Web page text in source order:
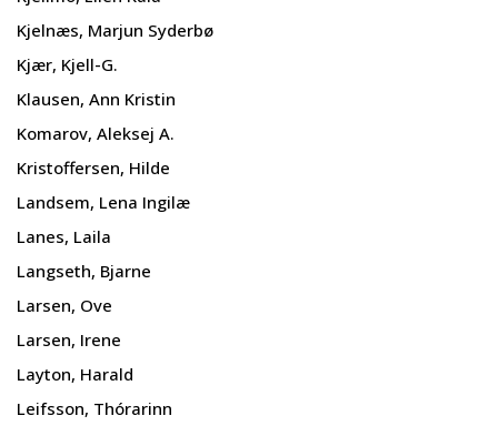
Kjelnæs, Marjun Syderbø
Kjær, Kjell-G.
Klausen, Ann Kristin
Komarov, Aleksej A.
Kristoffersen, Hilde
Landsem, Lena Ingilæ
Lanes, Laila
Langseth, Bjarne
Larsen, Ove
Larsen, Irene
Layton, Harald
Leifsson, Thórarinn